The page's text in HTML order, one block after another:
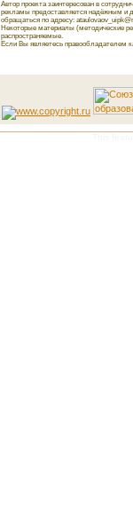
Автор проекта заинтересован в
рекламы предоставляется надёжным и
обращаться по адресу:
Некоторые материалы (методические
распространяемые.
Если Вы являетесь правообладателем